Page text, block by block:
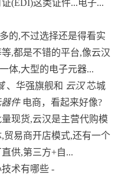
(EDI)这类证件...电子...
的,不过选择还是得看实
,都是不错的平台,像云汉
体,大型的电子元器...
、华强旗舰和 云汉芯城
器件 电商，看起来好像?
现货,云汉是主营代购模
贸易商开店模式,还有一个
供,第三方+自...
术有哪些 -